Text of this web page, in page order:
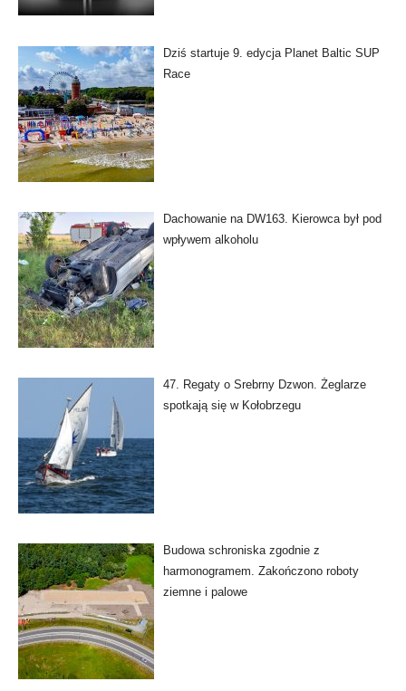
Dziś startuje 9. edycja Planet Baltic SUP
Race
Dachowanie na DW163. Kierowca był pod
wpływem alkoholu
47. Regaty o Srebrny Dzwon. Żeglarze
spotkają się w Kołobrzegu
Budowa schroniska zgodnie z
harmonogramem. Zakończono roboty
ziemne i palowe